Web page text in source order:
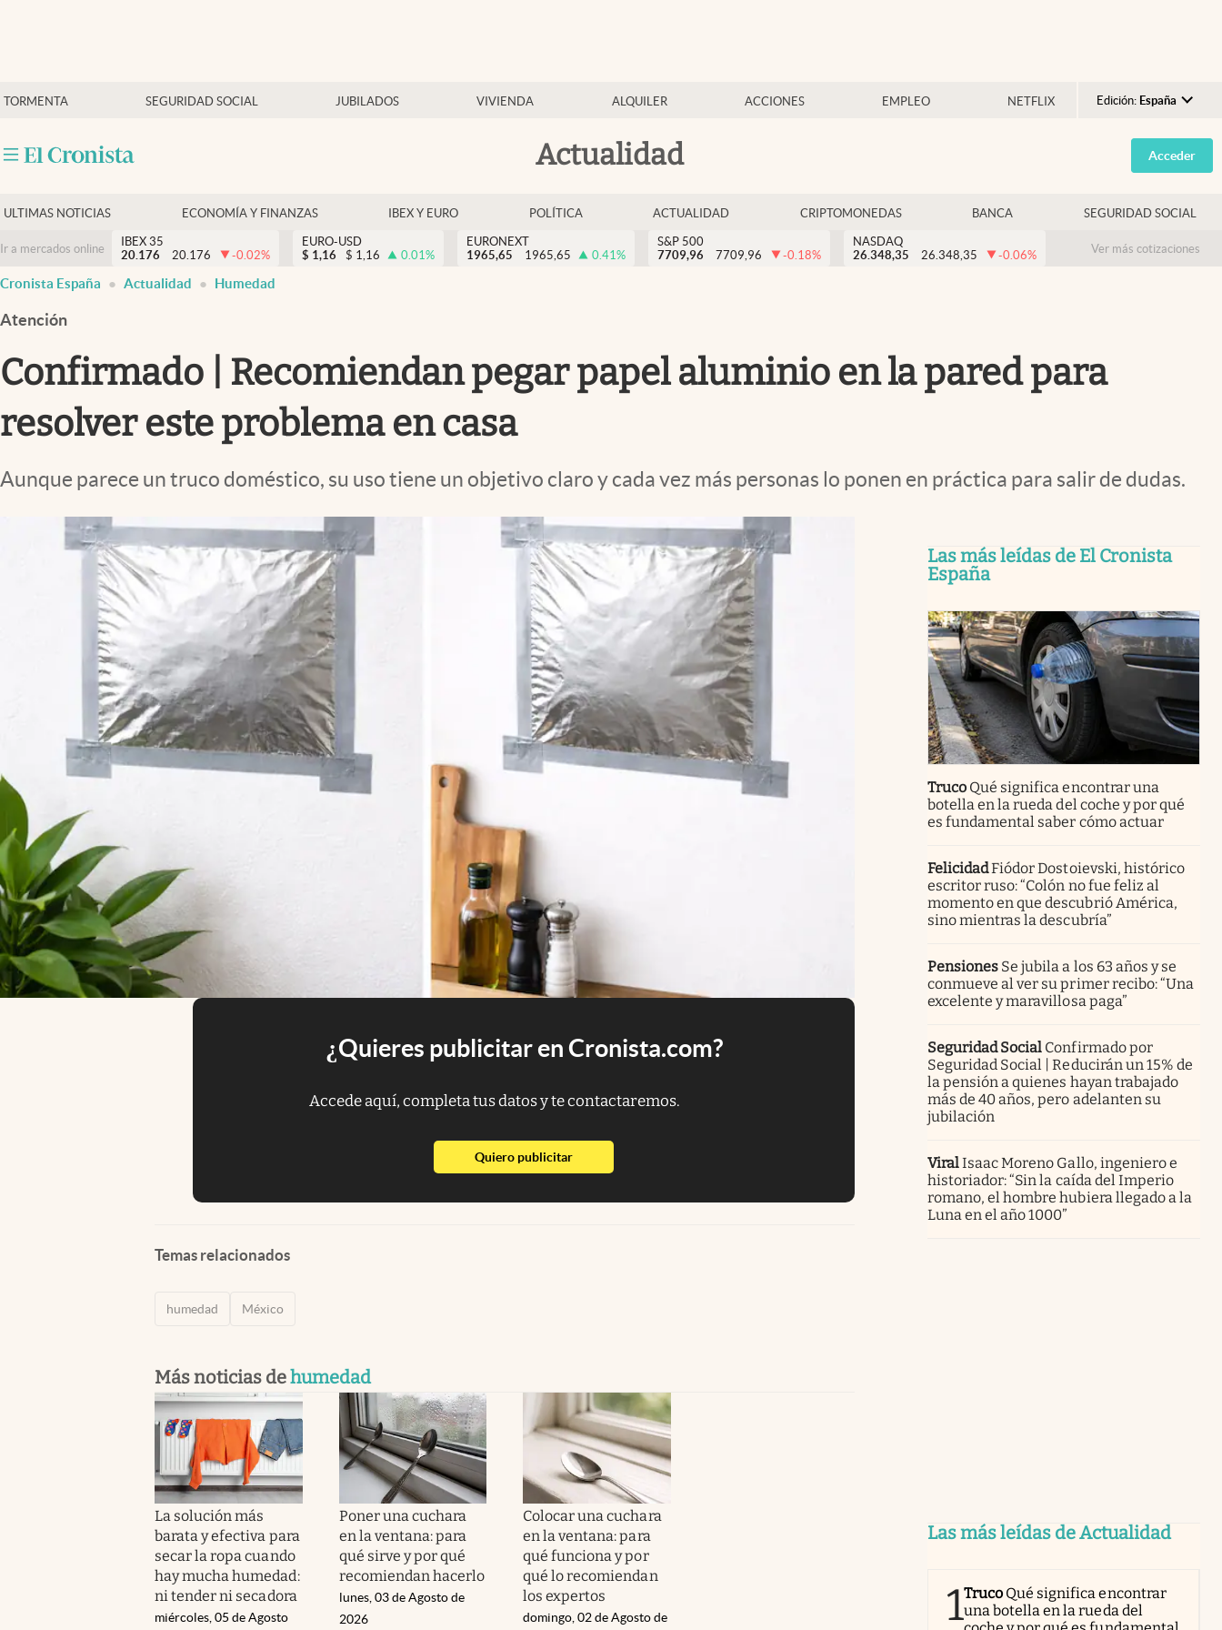
TORMENTA SEGURIDAD SOCIAL JUBILADOS VIVIENDA ALQUILER ACCIONES EMPLEO NETFLIX Edición: España
Argentina
España
USA
Colombia
Actualidad
Economía y finanzas
Criptomonedas
Acceder
ULTIMAS NOTICIAS ECONOMÍA Y FINANZAS IBEX Y EURO POLÍTICA ACTUALIDAD CRIPTOMONEDAS BANCA SEGURIDAD SOCIAL
Ir a mercados online
IBEX 35
20.176
20.176 -0.02%
EURO-USD
$ 1,16 $ 1,16 0.01%
EURONEXT
1965,65
1965,65 0.41%
S&P 500
7709,96
7709,96 -0.18%
NASDAQ
26.348,35
26.348,35 -0.06% Ver más cotizaciones
Cronista España Actualidad Humedad
Atención
Confirmado | Recomiendan pegar papel aluminio en la pared para
resolver este problema en casa
Aunque parece un truco doméstico, su uso tiene un objetivo claro y cada vez más personas lo ponen en práctica para salir de dudas.
¿Quieres publicitar en Cronista.com?
Accede aquí, completa tus datos y te contactaremos.
Quiero publicitarabre en nueva pestaña
Temas relacionados
humedad México
Más noticias dehumedad
La solución más
barata y efectiva para
secar la ropa cuando
hay mucha humedad:
ni tender ni secadora
miércoles, 05 de Agosto
Poner una cuchara
en la ventana: para
qué sirve y por qué
recomiendan hacerlo
lunes, 03 de Agosto de
2026
Colocar una cuchara
en la ventana: para
qué funciona y por
qué lo recomiendan
los expertos
domingo, 02 de Agosto de
Las más leídas de El Cronista
España
Truco Qué significa encontrar una
botella en la rueda del coche y por qué
es fundamental saber cómo actuar
FelicidadFiódor Dostoievski, histórico
escritor ruso: “Colón no fue feliz al
momento en que descubrió América,
sino mientras la descubría”
Pensiones Se jubila a los 63 años y se
conmueve al ver su primer recibo: “Una
excelente y maravillosa paga”
Seguridad Social Confirmado por
Seguridad Social | Reducirán un 15% de
la pensión a quienes hayan trabajado
más de 40 años, pero adelanten su
jubilación
ViralIsaac Moreno Gallo, ingeniero e
historiador: “Sin la caída del Imperio
romano, el hombre hubiera llegado a la
Luna en el año 1000”
Las más leídas de Actualidad
1Truco Qué significa encontrar
una botella en la rueda del